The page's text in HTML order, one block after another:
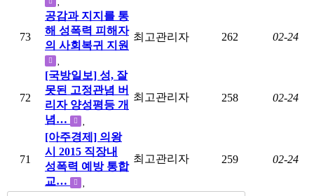
73
공감과 지지를 통
해 성폭력 피해자
의 사회복귀 지원
최고관리자 262 02-24
72
[국방일보] 성, 잘
못된 고정관념 버
리자 양성평등 개
념…
최고관리자 258 02-24
71
[아주경제] 의왕
시 2015 직장내
성폭력 예방 통합
교…
최고관리자 259 02-24